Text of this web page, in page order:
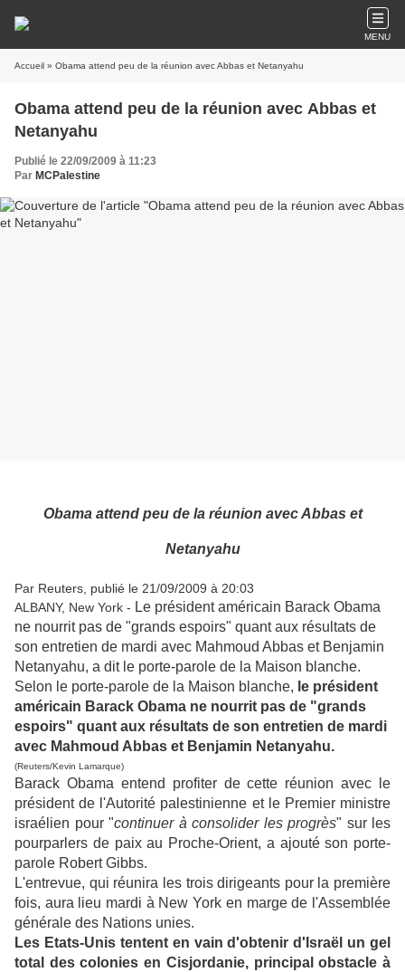
MENU
Accueil » Obama attend peu de la réunion avec Abbas et Netanyahu
Obama attend peu de la réunion avec Abbas et
Netanyahu
Publié le 22/09/2009 à 11:23
Par MCPalestine
Obama attend peu de la réunion avec Abbas et
Netanyahu
Par Reuters, publié le 21/09/2009 à 20:03
ALBANY, New York - Le président américain Barack Obama
ne nourrit pas de "grands espoirs" quant aux résultats de
son entretien de mardi avec Mahmoud Abbas et Benjamin
Netanyahu, a dit le porte-parole de la Maison blanche.
Selon le porte-parole de la Maison blanche, le président
américain Barack Obama ne nourrit pas de "grands
espoirs" quant aux résultats de son entretien de mardi
avec Mahmoud Abbas et Benjamin Netanyahu.
(Reuters/Kevin Lamarque)
Barack Obama entend profiter de cette réunion avec le
président de l'Autorité palestinienne et le Premier ministre
israélien pour "continuer à consolider les progrès" sur les
pourparlers de paix au Proche-Orient, a ajouté son porte-
parole Robert Gibbs.
L'entrevue, qui réunira les trois dirigeants pour la première
fois, aura lieu mardi à New York en marge de l'Assemblée
générale des Nations unies.
Les Etats-Unis tentent en vain d'obtenir d'Israël un gel
total des colonies en Cisjordanie, principal obstacle à